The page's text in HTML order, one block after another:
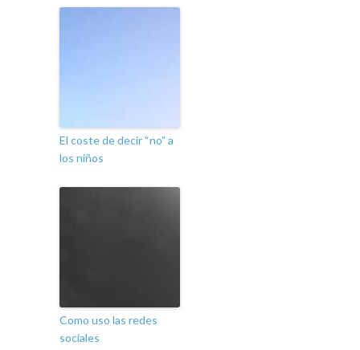
El coste de decir “no” a
los niños
Como uso las redes
sociales